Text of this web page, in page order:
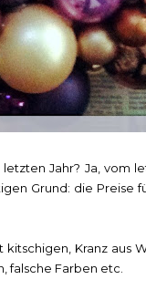
Jahr? Ja, vom
Grund: die Preise
Kranz aus
falsche Farben etc.